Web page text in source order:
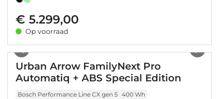
€ 5.299,00
Op voorraad
Urban Arrow FamilyNext Pro
Automatiq + ABS Special Edition
Bosch Performance Line CX gen 5 400 Wh